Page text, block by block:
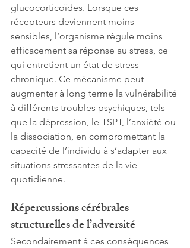
glucocorticoïdes. Lorsque ces
récepteurs deviennent moins
sensibles, l’organisme régule moins
efficacement sa réponse au stress, ce
qui entretient un état de stress
chronique. Ce mécanisme peut
augmenter à long terme la vulnérabilité
à différents troubles psychiques, tels
que la dépression, le TSPT, l’anxiété ou
la dissociation, en compromettant la
capacité de l’individu à s’adapter aux
situations stressantes de la vie
quotidienne.
Répercussions cérébrales
structurelles de l’adversité
Secondairement à ces conséquences